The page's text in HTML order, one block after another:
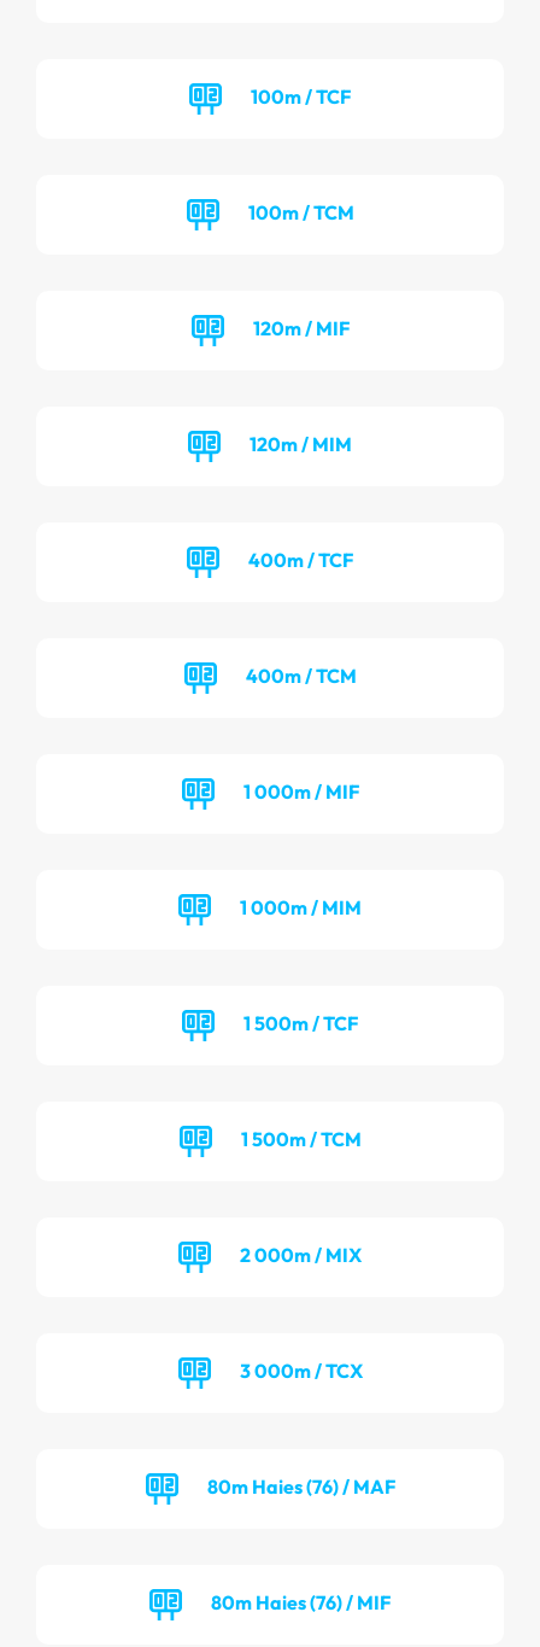
100m / TCF
100m / TCM
120m / MIF
120m / MIM
400m / TCF
400m / TCM
1 000m / MIF
1 000m / MIM
1 500m / TCF
1 500m / TCM
2 000m / MIX
3 000m / TCX
80m Haies (76) / MAF
80m Haies (76) / MIF